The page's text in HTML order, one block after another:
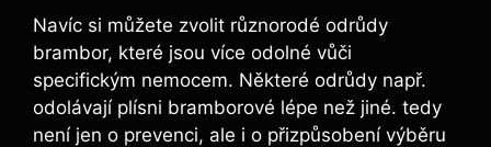
Navíc si můžete zvolit různorodé odrůdy
brambor, které jsou více odolné vůči
specifickým nemocem. Některé odrůdy např.
odolávají plísni bramborové lépe než jiné. tedy
není jen o prevenci, ale i o přizpůsobení výběru